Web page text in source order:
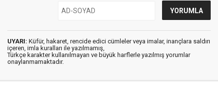
UYARI: Küfür, hakaret, rencide edici cümleler veya imalar, inançlara saldırı
içeren, imla kuralları ile yazılmamış,
Türkçe karakter kullanılmayan ve büyük harflerle yazılmış yorumlar
onaylanmamaktadır.